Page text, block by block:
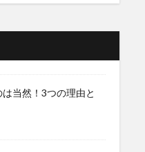
当然！3つの理由と